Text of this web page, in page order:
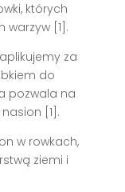
których
warzyw [1].
za
do
pozwala na
[1].
w rowkach,
ziemi i